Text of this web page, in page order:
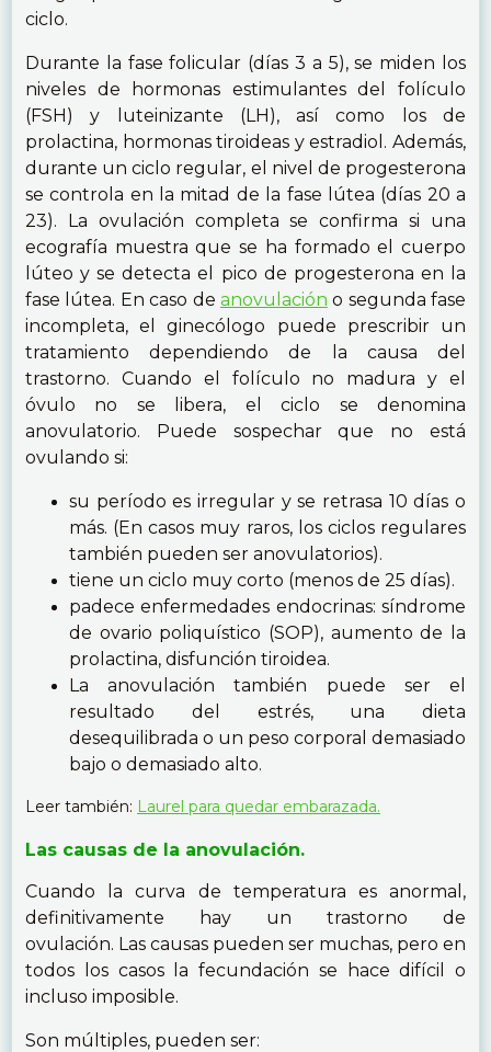
ciclo.
Durante la fase folicular (días 3 a 5), ​​se miden los
niveles de hormonas estimulantes del folículo
(FSH) y luteinizante (LH), así como los de
prolactina, hormonas tiroideas y estradiol. Además,
durante un ciclo regular, el nivel de progesterona
se controla en la mitad de la fase lútea (días 20 a
23). La ovulación completa se confirma si una
ecografía muestra que se ha formado el cuerpo
lúteo y se detecta el pico de progesterona en la
fase lútea. En caso de anovulación o segunda fase
incompleta, el ginecólogo puede prescribir un
tratamiento dependiendo de la causa del
trastorno. Cuando el folículo no madura y el
óvulo no se libera, el ciclo se denomina
anovulatorio. Puede sospechar que no está
ovulando si:
su período es irregular y se retrasa 10 días o
más. (En casos muy raros, los ciclos regulares
también pueden ser anovulatorios).
tiene un ciclo muy corto (menos de 25 días).
padece enfermedades endocrinas: síndrome
de ovario poliquístico (SOP), aumento de la
prolactina, disfunción tiroidea.
La anovulación también puede ser el
resultado del estrés, una dieta
desequilibrada o un peso corporal demasiado
bajo o demasiado alto.
Leer también: Laurel para quedar embarazada.
Las causas de la anovulación.
Cuando la curva de temperatura es anormal,
definitivamente hay un trastorno de
ovulación. Las causas pueden ser muchas, pero en
todos los casos la fecundación se hace difícil o
incluso imposible.
Son múltiples, pueden ser: